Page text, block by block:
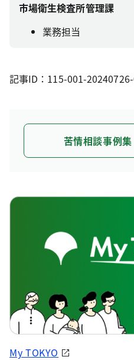
市場衛生検査所管理課
業務担当
記事ID：115-001-
苦情相談事例
My TOKYO